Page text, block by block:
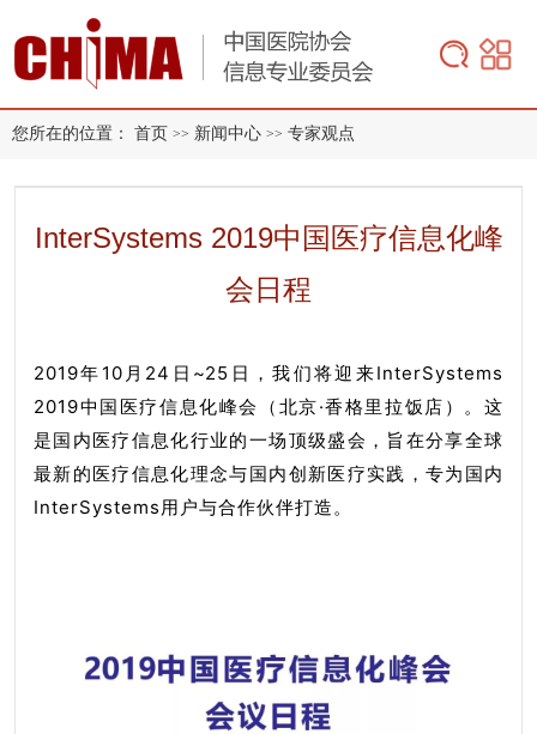
您所在的位置： 首页 >> 新闻中心 >> 专家观点
InterSystems 2019中国医疗信息化峰
会日程
2019年10月24日~25日，我们将迎来InterSystems
2019中国医疗信息化峰会（ 北京·香格里拉饭店 ）。这
是国内医疗信息化行业的一场顶级盛会，旨在分享全球
最新的医疗信息化理念与国内创新医疗实践，专为国内
InterSystems用户与合作伙伴打造。